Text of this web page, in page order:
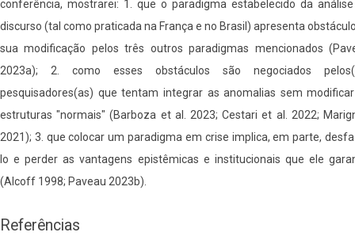
conferência, mostrarei: 1. que o paradigma estabelecido da
discurso (tal como praticada na França e no Brasil) apresenta
sua modificação pelos três outros paradigmas mencionados
2023a); 2. como esses obstáculos são negociados
pesquisadores(as) que tentam integrar as anomalias sem
estruturas "normais" (Barboza et al. 2023; Cestari et al. 2022;
2021); 3. que colocar um paradigma em crise implica, em parte,
lo e perder as vantagens epistêmicas e institucionais que ele
(Alcoff 1998; Paveau 2023b).
Referências